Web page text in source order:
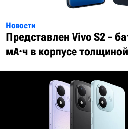
Новости
Представлен Vivo S2 –
мА·ч в корпусе